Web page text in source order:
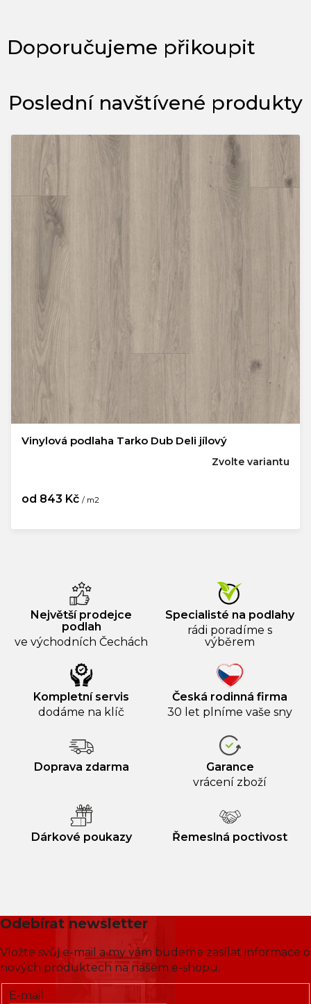
Poslední navštívené produkty
Vinylová podlaha Tarko Dub Deli jílový
od 843 Kč / m2
Zvolte variantu
Největší prodejce
podlah
ve východních Čechách
Specialisté na podlahy
rádi poradíme s
výběrem
Kompletní servis
dodáme na klíč
Česká rodinná firma
30 let plníme vaše sny
Doprava zdarma
Garance
vrácení zboží
Dárkové poukazy Řemeslná poctivost
Odebírat newsletter
Vložte svůj e-mail a my vám budeme zasílat informace o
nových produktech na našem e-shopu.
E-mail